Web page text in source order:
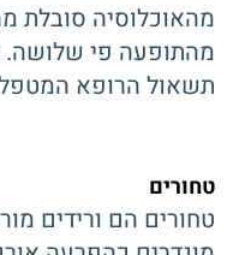
מהאוכלוסיה סובלת
מהתופעה פי
תשאול הרופא
טחורים
טחורים הם ורידים